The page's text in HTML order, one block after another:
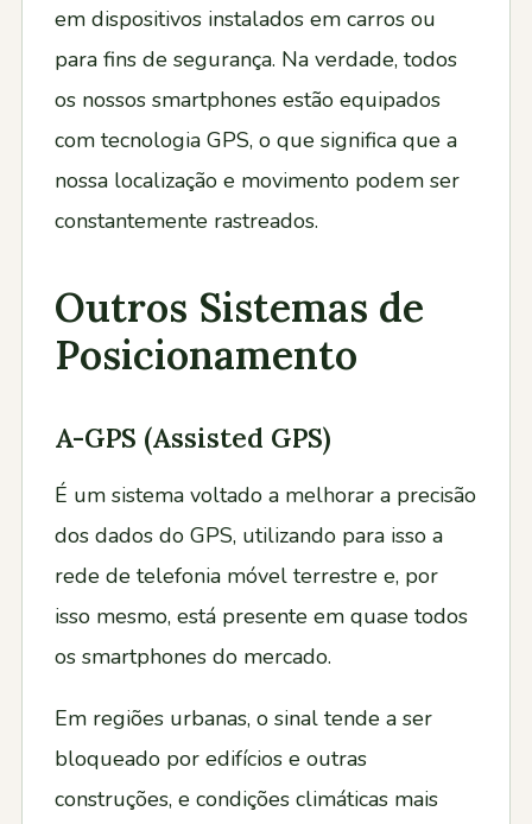
em dispositivos instalados em carros ou
para fins de segurança. Na verdade, todos
os nossos smartphones estão equipados
com tecnologia GPS, o que significa que a
nossa localização e movimento podem ser
constantemente rastreados.
Outros Sistemas de
Posicionamento
A-GPS (Assisted GPS)
É um sistema voltado a melhorar a precisão
dos dados do GPS, utilizando para isso a
rede de telefonia móvel terrestre e, por
isso mesmo, está presente em quase todos
os smartphones do mercado.
Em regiões urbanas, o sinal tende a ser
bloqueado por edifícios e outras
construções, e condições climáticas mais